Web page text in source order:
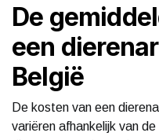
De
een
België
De kosten van een
variëren afhankelijk van